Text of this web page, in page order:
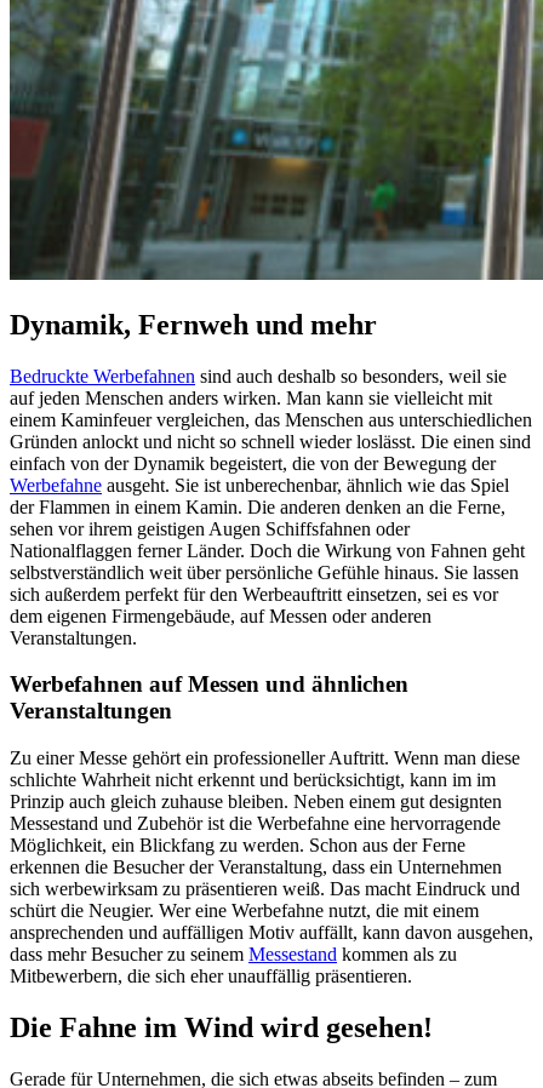
Dynamik, Fernweh und mehr
Bedruckte Werbefahnen sind auch deshalb so besonders, weil sie
auf jeden Menschen anders wirken. Man kann sie vielleicht mit
einem Kaminfeuer vergleichen, das Menschen aus unterschiedlichen
Gründen anlockt und nicht so schnell wieder loslässt. Die einen sind
einfach von der Dynamik begeistert, die von der Bewegung der
Werbefahne ausgeht. Sie ist unberechenbar, ähnlich wie das Spiel
der Flammen in einem Kamin. Die anderen denken an die Ferne,
sehen vor ihrem geistigen Augen Schiffsfahnen oder
Nationalflaggen ferner Länder. Doch die Wirkung von Fahnen geht
selbstverständlich weit über persönliche Gefühle hinaus. Sie lassen
sich außerdem perfekt für den Werbeauftritt einsetzen, sei es vor
dem eigenen Firmengebäude, auf Messen oder anderen
Veranstaltungen.
Werbefahnen auf Messen und ähnlichen
Veranstaltungen
Zu einer Messe gehört ein professioneller Auftritt. Wenn man diese
schlichte Wahrheit nicht erkennt und berücksichtigt, kann im im
Prinzip auch gleich zuhause bleiben. Neben einem gut designten
Messestand und Zubehör ist die Werbefahne eine hervorragende
Möglichkeit, ein Blickfang zu werden. Schon aus der Ferne
erkennen die Besucher der Veranstaltung, dass ein Unternehmen
sich werbewirksam zu präsentieren weiß. Das macht Eindruck und
schürt die Neugier. Wer eine Werbefahne nutzt, die mit einem
ansprechenden und auffälligen Motiv auffällt, kann davon ausgehen,
dass mehr Besucher zu seinem Messestand kommen als zu
Mitbewerbern, die sich eher unauffällig präsentieren.
Die Fahne im Wind wird gesehen!
Gerade für Unternehmen, die sich etwas abseits befinden – zum